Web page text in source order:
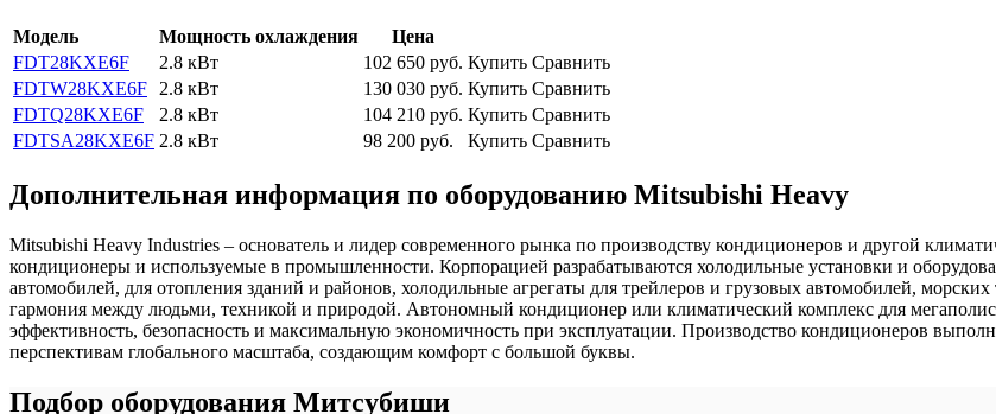
Модель Мощность охлаждения
Цена
FDT28KXE6F
2.8 кВт 102 650 руб. Купить Сравнить
FDTW28KXE6F
2.8 кВт 130 030 руб. Купить Сравнить
FDTQ28KXE6F
2.8 кВт 104 210 руб. Купить Сравнить
FDTSA28KXE6F 2.8 кВт 98 200 руб. Купить Сравнить
Дополнительная информация по оборудованию Mitsubishi Heavy
Mitsubishi Heavy Industries – основатель и лидер современного рынка по производству кондиционеров и другой
кондиционеры и используемые в промышленности. Корпорацией разрабатываются холодильные установки и
автомобилей, для отопления зданий и районов, холодильные агрегаты для трейлеров и грузовых автомобилей,
гармония между людьми, техникой и природой. Автономный кондиционер или климатический комплекс для
эффективность, безопасность и максимальную экономичность при эксплуатации. Производство кондиционеров
перспективам глобального масштаба, создающим комфорт с большой буквы.
Подбор оборудования Митсубиши